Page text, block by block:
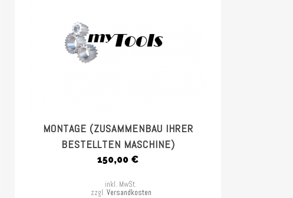
MONTAGE (ZUSAMMENBAU IHRER
BESTELLTEN MASCHINE)
150,00 €
inkl. MwSt.
zzgl. Versandkosten